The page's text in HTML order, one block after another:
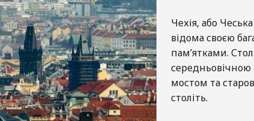
Чехія, або
відома своєю
пам’ятками.
мостом та
століть.